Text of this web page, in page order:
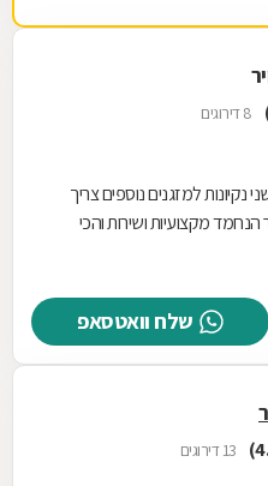
8 דירוגים
נקיונות למזגנים נוספים צריך
מקצועיות ושירות והכי
אחר שהוא חסך לי תשלום
שלח וואטסאפ
13 דירוגים